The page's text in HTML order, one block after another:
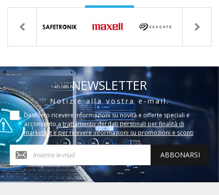
NEWSLETTER
Notizie alla vostra e-mail.
Desidero ricevere informazioni su novità e offerte speciali e
acconsento a trattamento dei dati personali per finalità di
marketing e per ricevere informazioni su promozioni e sconti
ABBONARSI